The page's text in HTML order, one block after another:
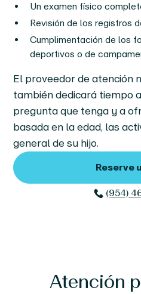
Un examen físico
Revisión de los registros
Cumplimentación de los
deportivos o de
El proveedor de atención
también dedicará tiempo
pregunta que tenga y a
basada en la edad, las
general de su hijo.
Reserve
(954)
Atención